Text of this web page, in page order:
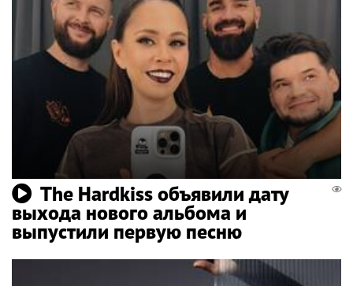
The Hardkiss объявили дату
выхода нового альбома и
выпустили первую песню